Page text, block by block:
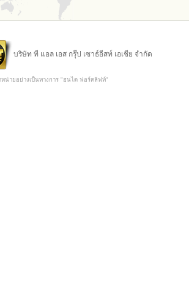
บริษัท ที แอล เอส กรุ๊ป เซาธ์อีสท์ เอเชีย จำกัด
น่ายอย่างเป็นทางการ "ฮุนได ฟอร์คลิฟท์"